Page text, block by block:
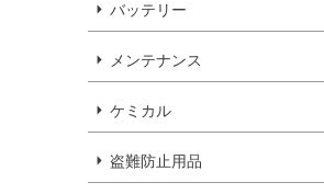
バッテリー
メンテナンス
ケミカル
盗難防止用品